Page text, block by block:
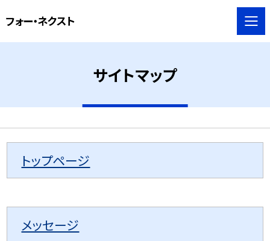
フォー・ネクスト
サイトマップ
トップページ
メッセージ